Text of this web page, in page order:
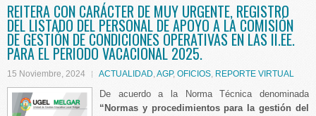
REITERA CON CARÁCTER DE MUY URGENTE, REGISTRO
DEL LISTADO DEL PERSONAL DE APOYO A LA COMISIÓN
DE GESTIÓN DE CONDICIONES OPERATIVAS EN LAS II.EE.
PARA EL PERIODO VACACIONAL 2025.
15 Noviembre, 2024 ACTUALIDAD,AGP, OFICIOS, REPORTE VIRTUAL
De acuerdo a la Norma Técnica denominada
“Normas y procedimientos para la gestión del